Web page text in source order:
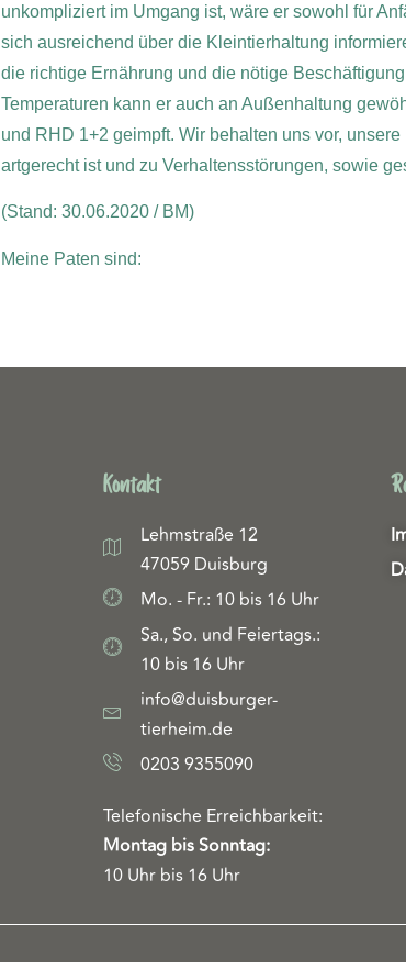
unkompliziert im Umgang ist, wäre er sowohl für
sich ausreichend über die Kleintierhaltung
die richtige Ernährung und die nötige
Temperaturen kann er auch an Außenhaltung
und RHD 1+2 geimpft. Wir behalten uns vor,
artgerecht ist und zu Verhaltensstörungen, sowie
(Stand: 30.06.2020 / BM)
Meine Paten sind:
Kontakt
Lehmstraße 12
47059 Duisburg
Mo. - Fr.: 10 bis 16 Uhr
Sa., So. und Feiertags.:
10 bis 16 Uhr
info@duisburger-
tierheim.de
0203 9355090
Telefonische Erreichbarkeit:
Montag bis Sonntag:
10 Uhr bis 16 Uhr